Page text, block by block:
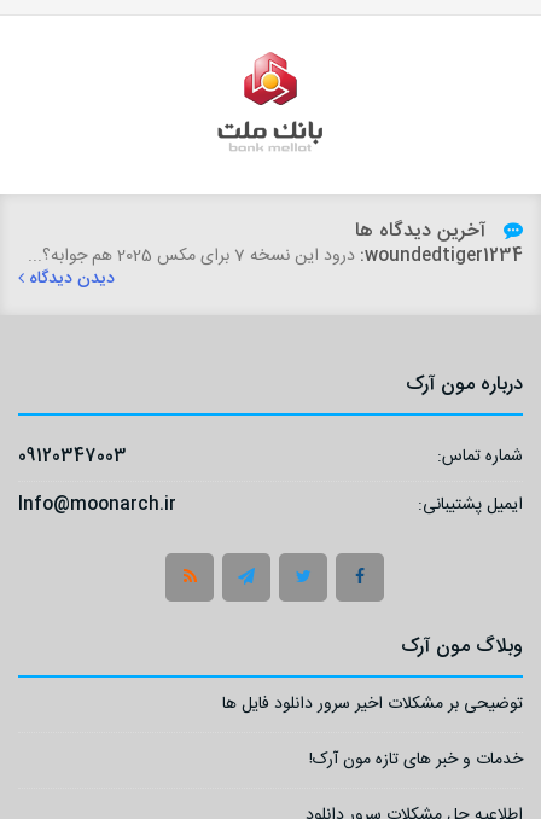
آخرین دیدگاه ها
woundedtiger1234: درود این نسخه 7 برای مکس 2025 هم جوابه؟...
دیدن دیدگاه
درباره مون آرک
شماره تماس:
09120347003
ایمیل پشتیبانی:
Info@moonarch.ir
وبلاگ مون آرک
توضیحی بر مشکلات اخیر سرور دانلود فایل ها
خدمات و خبر های تازه مون آرک!